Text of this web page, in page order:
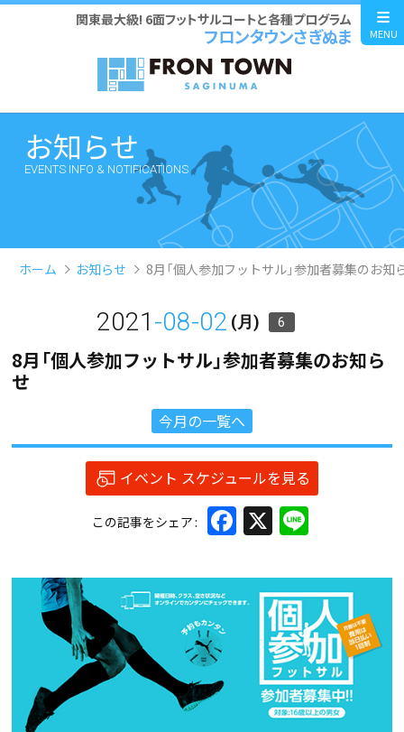
関東最大級! 6面フットサルコートと各種プログラム
フロンタウンさぎぬま MENU
お知らせ
EVENTS INFO & NOTIFICATIONS
ホーム お知らせ 8月「個人参加フットサル」参加者募集のお知
2021 -08-02 (月) 6
8月「個人参加フットサル」参加者募集のお知ら
せ
今月の一覧へ
イベント スケジュールを見る
この記事をシェア Facebook
X